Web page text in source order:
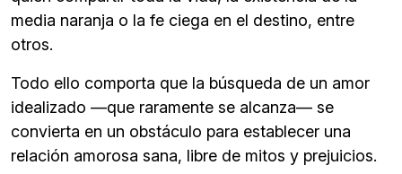
media naranja o la fe ciega en el destino, entre
otros.
Todo ello comporta que la búsqueda de un amor
idealizado —que raramente se alcanza— se
convierta en un obstáculo para establecer una
relación amorosa sana, libre de mitos y prejuicios.